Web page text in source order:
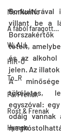
MenNonNo
A fából faragott...
W_ALL
HIR-O
To_R
Pal Frenak
Rost & Frenak
Hymen
Borkultúrával
villant be a
tételt,
és az alkohol
jelen. Az
A
tökéletes,
egyszóval:
odáig vannak